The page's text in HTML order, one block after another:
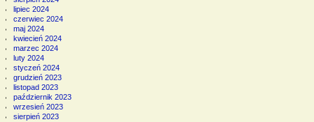
lipiec 2024
czerwiec 2024
maj 2024
kwiecień 2024
marzec 2024
luty 2024
styczeń 2024
grudzień 2023
listopad 2023
październik 2023
wrzesień 2023
sierpień 2023